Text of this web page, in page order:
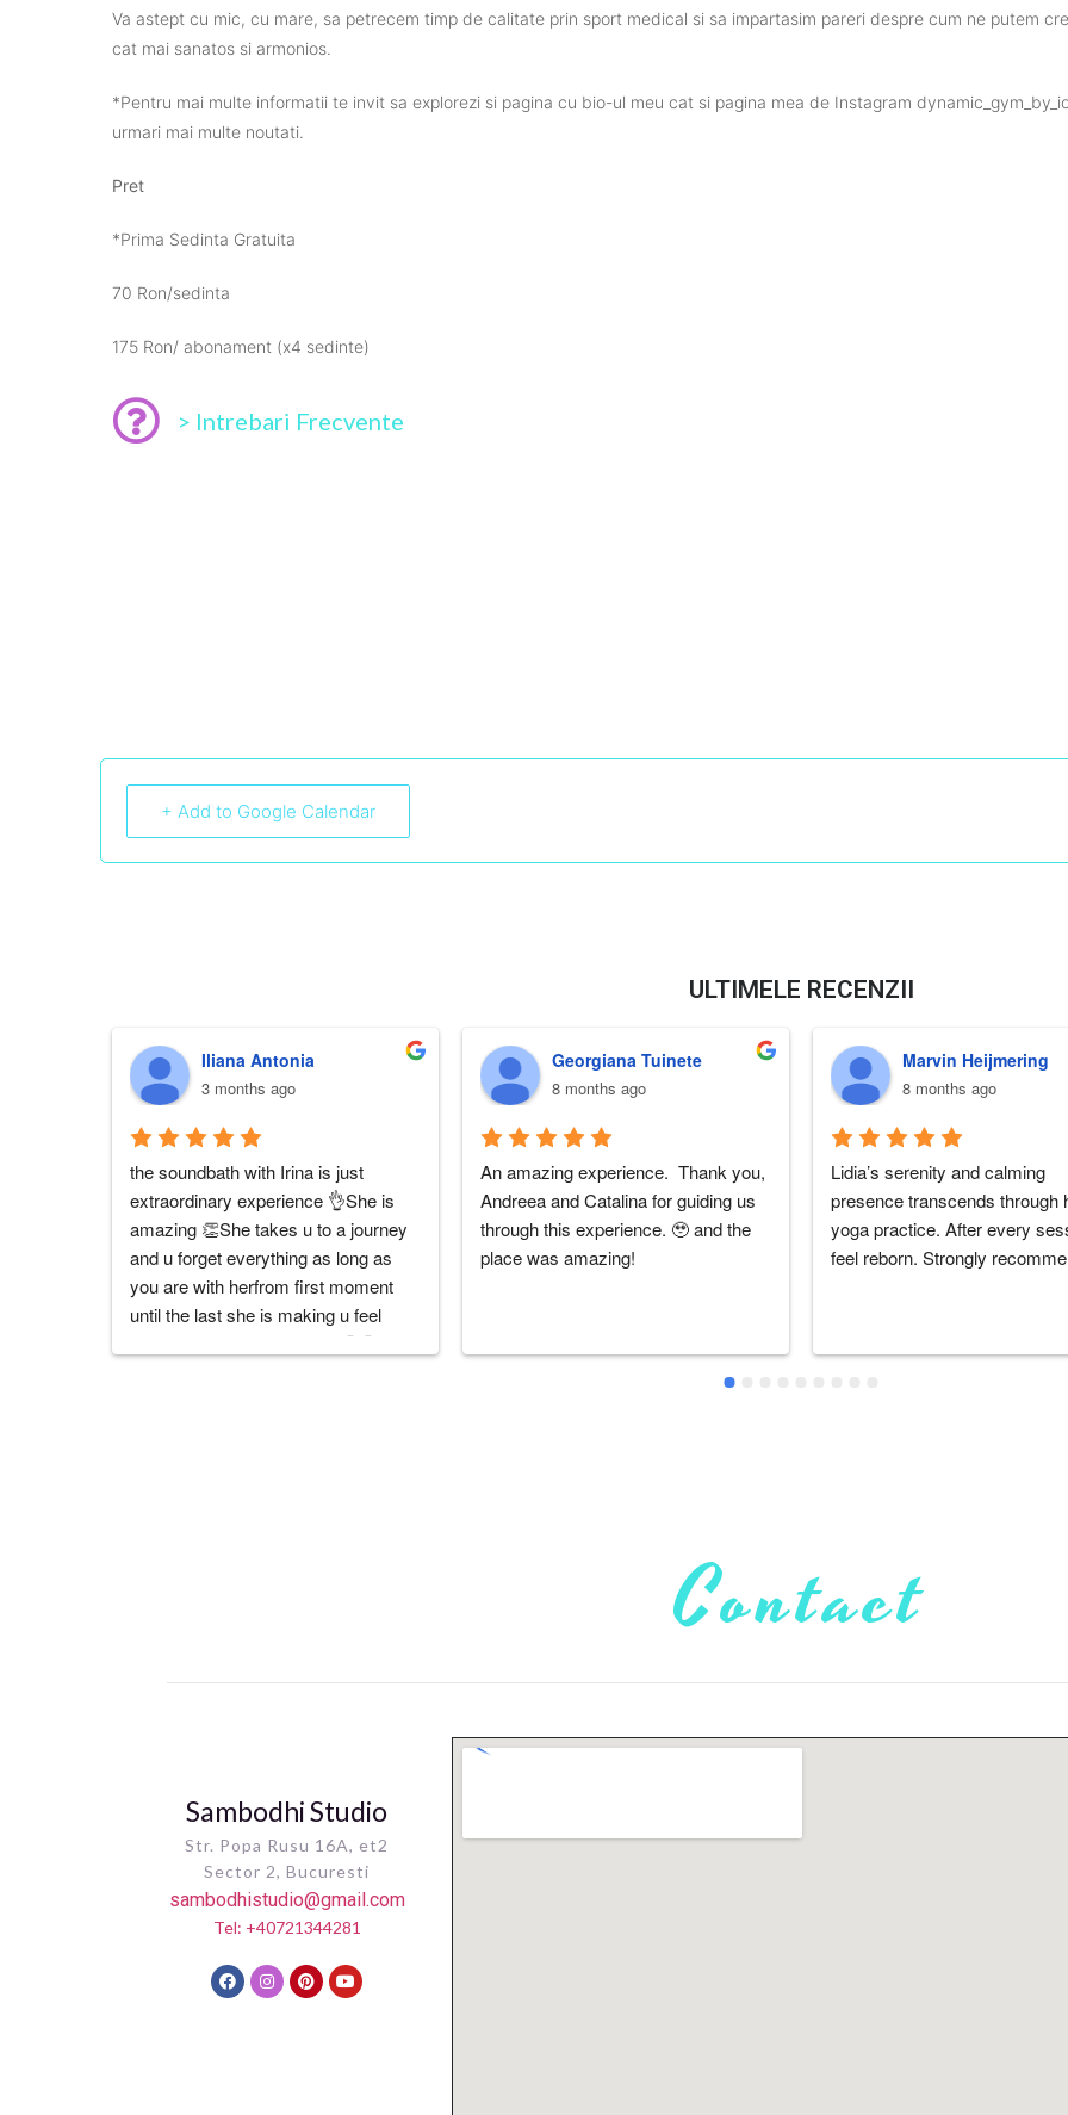
Va astept cu mic, cu mare, sa petrecem timp de calitate prin sport medical si sa impartasim pareri despre cum ne putem
cat mai sanatos si armonios.
*Pentru mai multe informatii te invit sa explorezi si pagina cu bio-ul meu cat si pagina mea de Instagram
urmari mai multe noutati.
Pret
*Prima Sedinta Gratuita
70 Ron/sedinta
175 Ron/ abonament (x4 sedinte)
> Intrebari Frecvente
+ Add to Google Calendar
ULTIMELE RECENZII
Iliana Antonia
3 months ago
the soundbath with Irina is just
extraordinary experience 👌She is
amazing 👏She takes u to a journey
and u forget everything as long as
you are with herfrom first moment
until the last she is making u feel
unique and well taken care 🤗🤗U
Georgiana Tuinete
8 months ago
An amazing experience.  Thank you,
Andreea and Catalina for guiding us
through this experience. 🥹 and the
place was amazing!
Marvin Heijmering
8 months ago
Lidia’s serenity and calming
presence transcends through
yoga practice. After every
feel reborn. Strongly
Contact
Sambodhi Studio
Str. Popa Rusu 16A, et2
Sector 2, Bucuresti
sambodhistudio@gmail.com
Tel: +40721344281